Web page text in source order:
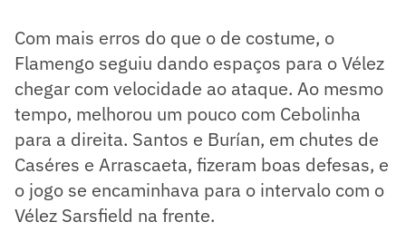
Com mais erros do que o de costume, o
Flamengo seguiu dando espaços para o Vélez
chegar com velocidade ao ataque. Ao mesmo
tempo, melhorou um pouco com Cebolinha
para a direita. Santos e Burían, em chutes de
Caséres e Arrascaeta, fizeram boas defesas, e
o jogo se encaminhava para o intervalo com o
Vélez Sarsfield na frente.